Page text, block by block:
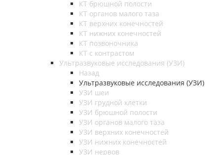
КТ брюшной полости
КТ органов малого таза
КТ верхних конечностей
КТ нижних конечностей
КТ позвоночника
КТ с контрастом
Ультразвуковые исследования (УЗИ)
Назад
Ультразвуковые исследования (УЗИ)
УЗИ шеи
УЗИ грудной клетки
УЗИ брюшной полости
УЗИ органов малого таза
УЗИ верхних конечностей
УЗИ нижних конечностей
УЗИ нервов